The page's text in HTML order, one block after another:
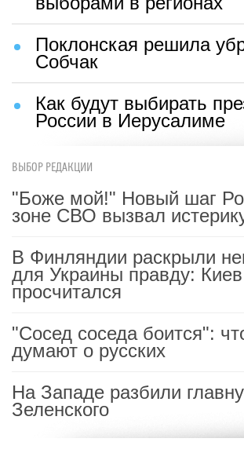
Поклонская решила
Собчак
Как будут выбирать
России в Иерусалиме
ВЫБОР РЕДАКЦИИ
"Боже мой!" Новый шаг
зоне СВО вызвал
В Финляндии раскрыли
для Украины правду: Киев
просчитался
"Сосед соседа боится":
думают о русских
На Западе разбили
Зеленского